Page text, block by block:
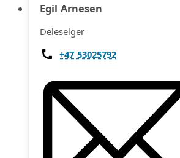
Egil Arnesen
Deleselger
+47 53025792